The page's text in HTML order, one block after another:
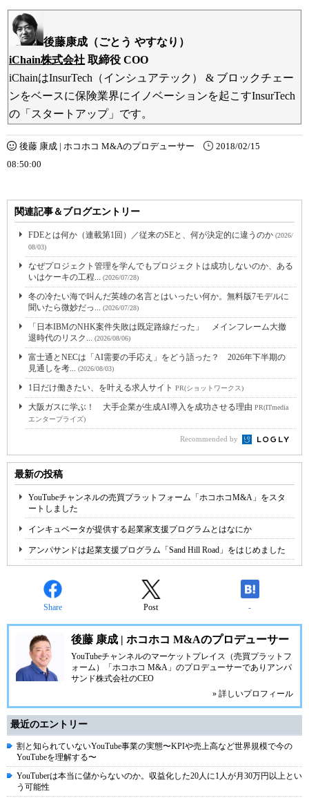
後藤康成（ごとう やすなり）
iChain株式会社 取締役 COO
iChainはInsurTech（インシュアテック） & ブロックチェー
ンをベースに保険業界にイノベーションを起こすInsurTech
の「スタートアップ」です。
後藤 康成 | ホコホコ M&Aのプロデューサー
2018/02/15
08:50:00
関連記事＆ブログエントリー
FDEとは何か（連載第1回）／従来のSEと、何が決定的に違うのか (2026/
08/03)
なぜプロジェクト管理を学んでもプロジェクトは成功しないのか、ある
いはケーキの工程... (2026/07/28)
冬の冷たい海で叫んだ英雄の名言とはいったい何か。無料版7モデルに
聞いたら微妙だっ... (2026/07/28)
「日本IBMのNHK案件失敗は既定路線だった」 メインフレーム大撤
退時代のリスク... (2026/08/06)
富士通とNECは「AI需要の手応え」をどう語った？ 2026年下半期の
見通しを考... (2026/08/03)
1日だけ働きたい、を叶える求人サイト PR(ショットワークス)
大阪ガスに学ぶ！ 大手企業が生成AI導入を成功させる理由 PR(ITmedia
エンタープライズ)
Recommended by
最新の投稿
YouTubeチャンネルの売買プラットフォーム「ホコホコM&A」をスタ
ートしました
インキュベータが提供する起業家支援プログラムとはなにか
アンパサンドは起業支援プログラム「Sand Hill Road」をはじめました
Share Post -
後藤 康成 | ホコホコ M&Aのプロデューサー
YouTubeチャンネルのマーケットプレイス（売買プラットフ
ォーム）「ホコホコ M&A」のプロデューサーでありアンパ
サンド株式会社のCEO
» 詳しいプロフィール
最近のエントリー
割と知られていないYouTube事業の実態〜KPIや売上高など世界規模で今の
YouTubeを理解する〜
YouTuberは本当に儲からないのか。収益化した20人に1人が月30万円以上とい
う可能性